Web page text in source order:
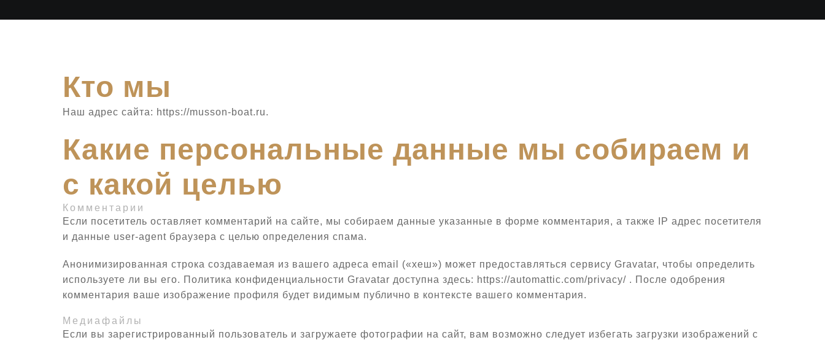
Кто мы
Наш адрес сайта: https://musson-boat.ru.
Какие персональные данные мы собираем и
с какой целью
Комментарии
Если посетитель оставляет комментарий на сайте, мы собираем данные указанные в форме комментария, а также IP адрес посетителя
и данные user-agent браузера с целью определения спама.
Анонимизированная строка создаваемая из вашего адреса email («хеш») может предоставляться сервису Gravatar, чтобы определить
используете ли вы его. Политика конфиденциальности Gravatar доступна здесь: https://automattic.com/privacy/ . После одобрения
комментария ваше изображение профиля будет видимым публично в контексте вашего комментария.
Медиафайлы
Если вы зарегистрированный пользователь и загружаете фотографии на сайт, вам возможно следует избегать загрузки изображений с